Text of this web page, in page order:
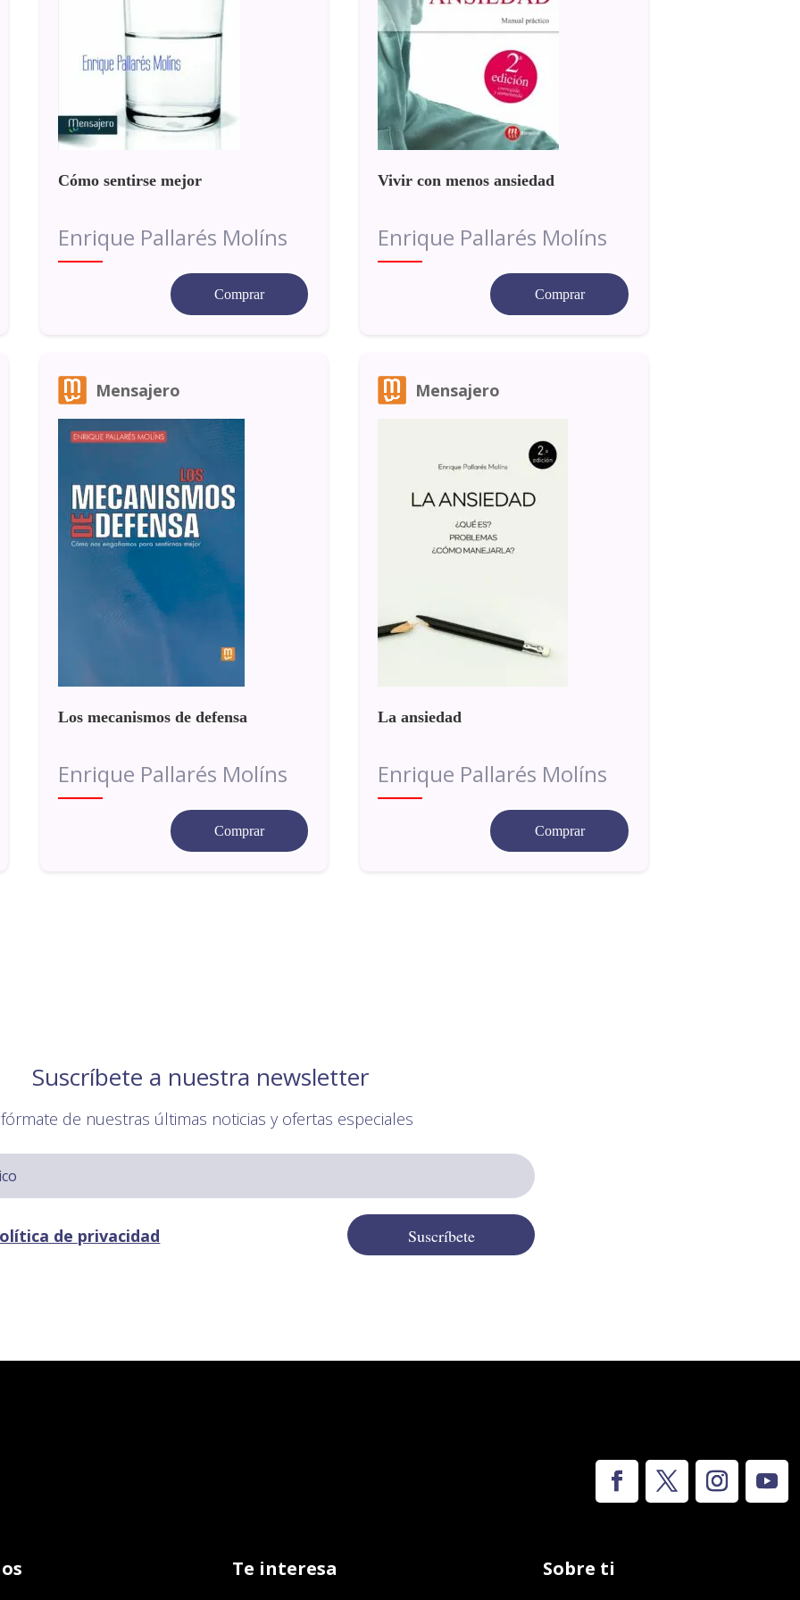
Cómo sentirse mejor
Enrique Pallarés Molíns
Comprar
Vivir con menos ansiedad
Enrique Pallarés Molíns
Comprar
Mensajero
Los mecanismos de defensa
Enrique Pallarés Molíns
Comprar
Mensajero
La ansiedad
Enrique Pallarés Molíns
Comprar
Suscríbete a nuestra newsletter
de nuestras últimas noticias y ofertas especiales
de privacidad Suscríbete
Te interesa Sobre ti